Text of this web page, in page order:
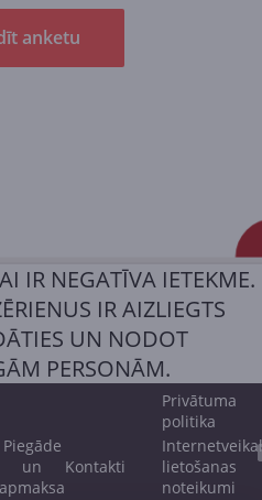
anketu
IR NEGATĪVA IETEKME.
IR AIZLIEGTS
UN NODOT
PERSONĀM.
Piegāde
un
apmaksa
Kontakti
Privātuma
politika
lietošanas
noteikumi